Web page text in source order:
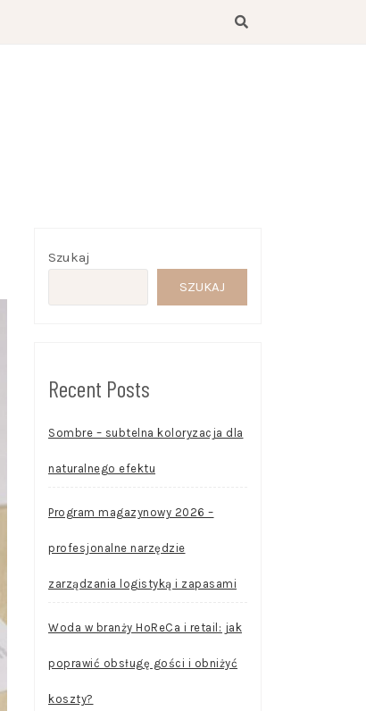
Szukaj
SZUKAJ
Recent Posts
Sombre – subtelna koloryzacja dla
naturalnego efektu
Program magazynowy 2026 –
profesjonalne narzędzie
zarządzania logistyką i zapasami
Woda w branży HoReCa i retail: jak
poprawić obsługę gości i obniżyć
koszty?